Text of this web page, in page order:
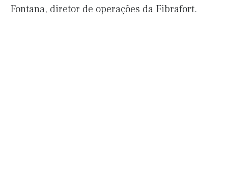
Fontana, diretor de operações da Fibrafort.